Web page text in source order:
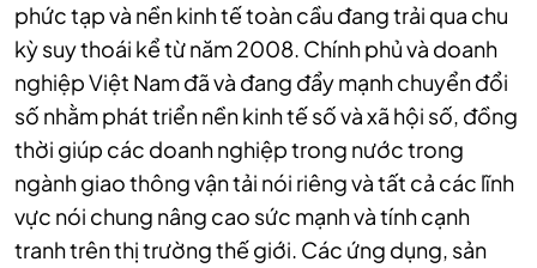
phức tạp và nền kinh tế toàn cầu đang trải qua chu
kỳ suy thoái kể từ năm 2008. Chính phủ và doanh
nghiệp Việt Nam đã và đang đẩy mạnh chuyển đổi
số nhằm phát triển nền kinh tế số và xã hội số, đồng
thời giúp các doanh nghiệp trong nước trong
ngành giao thông vận tải nói riêng và tất cả các lĩnh
vực nói chung nâng cao sức mạnh và tính cạnh
tranh trên thị trường thế giới. Các ứng dụng, sản